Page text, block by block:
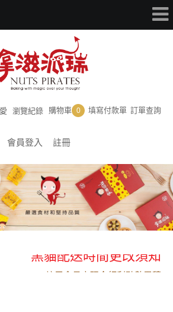
瀏覽紀錄 購物車 0 填寫付款單 訂單查詢
會員登入 註冊
註冊會員享現金紅利點數累積